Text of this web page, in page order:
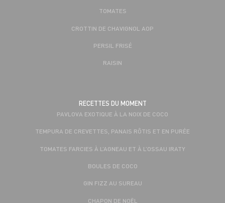
TOMATES
CROTTIN DE CHAVIGNOL AOP
PERSIL FRISÉ
RAISIN
RECETTES DU MOMENT
PAVLOVA EXOTIQUE À LA NOIX DE COCO
TEMPURA DE CREVETTES, PANAIS RÔTIS ET EN PURÉE
TOMATES FARCIES À L’AGNEAU ET À L’OSSAU IRATY
BOULES DE COCO
GIN FIZZ AU SUREAU
CHAPON DE NOËL